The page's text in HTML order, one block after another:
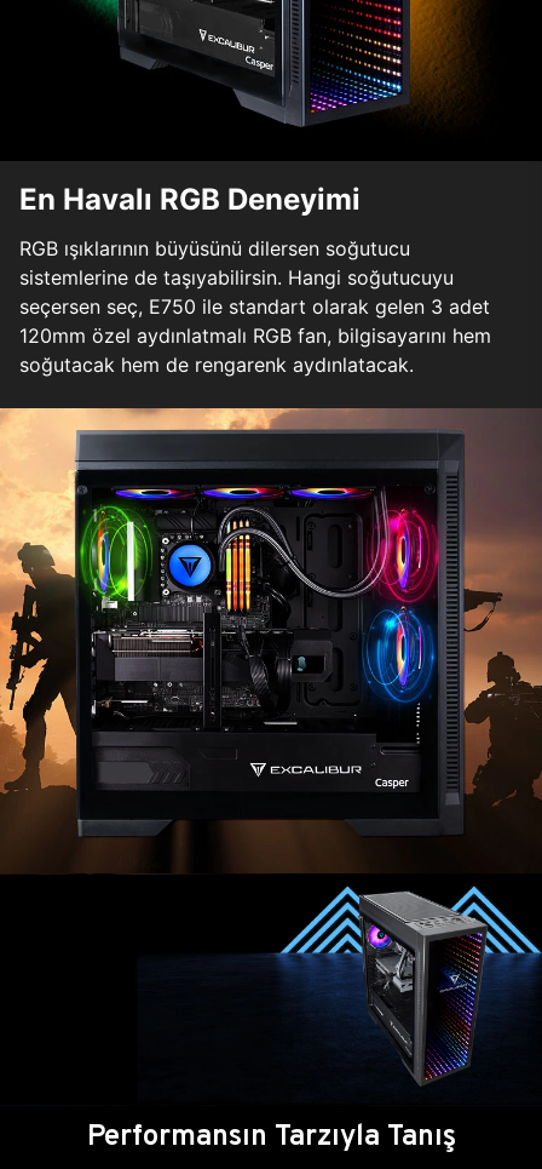
En Havalı RGB Deneyimi
RGB ışıklarının büyüsünü dilersen soğutucu
sistemlerine de taşıyabilirsin. Hangi soğutucuyu
seçersen seç, E750 ile standart olarak gelen 3 adet
120mm özel aydınlatmalı RGB fan, bilgisayarını hem
soğutacak hem de rengarenk aydınlatacak.
Performansın Tarzıyla Tanış